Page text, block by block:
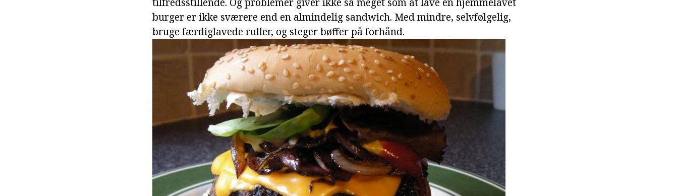
burger er ikke sværere end en almindelig sandwich. Med mindre, selvfølgelig,
bruge færdiglavede ruller, og steger bøffer på forhånd.